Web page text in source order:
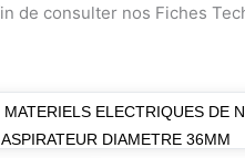
de consulter nos Fiches
MATERIELS ELECTRIQUES DE
DIAMETRE 36MM